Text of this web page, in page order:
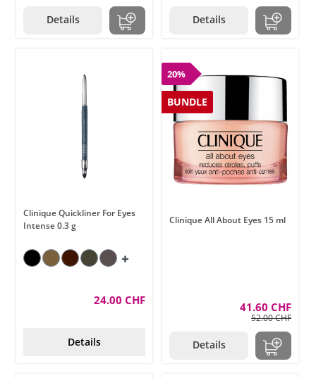
Details Details
Clinique Quickliner For Eyes
Intense 0.3 g
24.00 CHF
Details
20%
BUNDLE
Clinique All About Eyes 15 ml
41.60 CHF
52.00 CHF
Details